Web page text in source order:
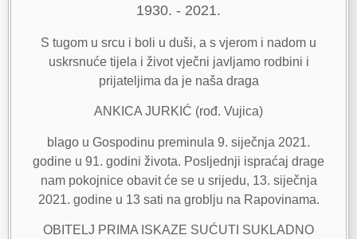
1930. - 2021.
S tugom u srcu i boli u duši, a s vjerom i nadom u
uskrsnuće tijela i život vječni javljamo rodbini i
prijateljima da je naša draga
ANKICA JURKIĆ (rođ. Vujica)
blago u Gospodinu preminula 9. siječnja 2021.
godine u 91. godini života. Posljednji ispraćaj drage
nam pokojnice obavit će se u srijedu, 13. siječnja
2021. godine u 13 sati na groblju na Rapovinama.
OBITELJ PRIMA ISKAZE SUĆUTI SUKLADNO